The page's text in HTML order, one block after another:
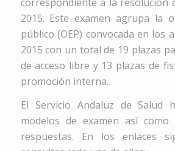
2015. Este examen agrupa la
público (OEP) convocada en los
2015 con un total de 19 plazas
de acceso libre y 13 plazas de
promoción interna.
El Servicio Andaluz de Salud
modelos de examen así
respuestas. En los enlaces